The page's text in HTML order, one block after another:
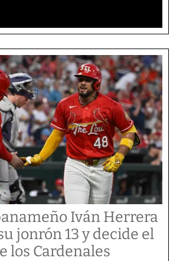
Iván Herrera
jonrón 13 y decide el
los Cardenales